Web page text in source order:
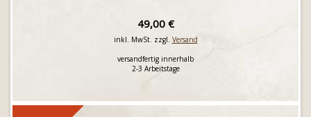
49,00 €
inkl. MwSt. zzgl. Versand
versandfertig innerhalb
2-3 Arbeitstage